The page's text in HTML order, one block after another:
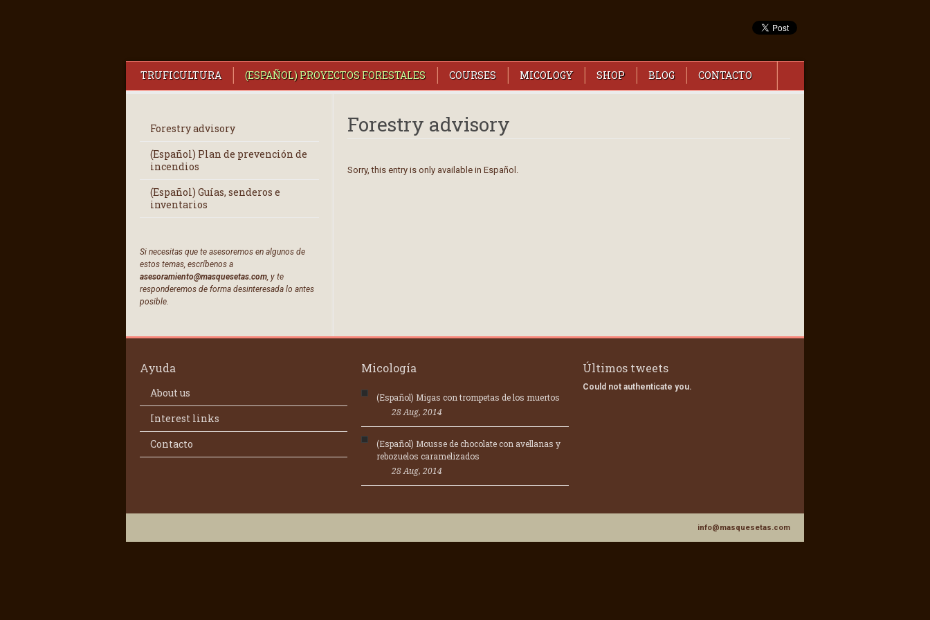
TRUFICULTURA (ESPAÑOL) PROYECTOS FORESTALES COURSES MICOLOGY SHOP BLOG CONTACTO
Forestry advisory
Sorry, this entry is only available in Español .
Forestry advisory
(Español) Plan de prevención de
incendios
(Español) Guías, senderos e
inventarios
Si necesitas que te asesoremos en algunos de
estos temas, escríbenos a
asesoramiento@masquesetas.com, y te
responderemos de forma desinteresada lo antes
posible.
Ayuda
About us
Interest links
Contacto
Micología
(Español) Migas con trompetas de los muertos
28 Aug, 2014
(Español) Mousse de chocolate con avellanas y
rebozuelos caramelizados
28 Aug, 2014
Últimos tweets
Could not authenticate you.
info@masquesetas.com